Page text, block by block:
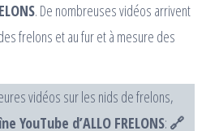
. De nombreuses vidéos arrivent
frelons et au fur et à mesure des
vidéos sur les nids de frelons,
YouTube d’ALLO FRELONS: 🔗